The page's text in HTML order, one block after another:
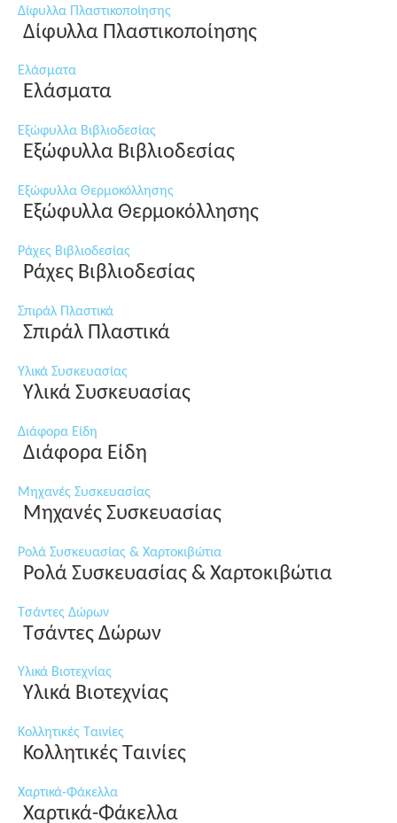
Δίφυλλα Πλαστικοποίησης
Δίφυλλα Πλαστικοποίησης
Ελάσματα
Ελάσματα
Εξώφυλλα Βιβλιοδεσίας
Εξώφυλλα Βιβλιοδεσίας
Εξώφυλλα Θερμοκόλλησης
Εξώφυλλα Θερμοκόλλησης
Ράχες Βιβλιοδεσίας
Ράχες Βιβλιοδεσίας
Σπιράλ Πλαστικά
Σπιράλ Πλαστικά
Υλικά Συσκευασίας
Υλικά Συσκευασίας
Διάφορα Είδη
Διάφορα Είδη
Μηχανές Συσκευασίας
Μηχανές Συσκευασίας
Ρολά Συσκευασίας & Χαρτοκιβώτια
Ρολά Συσκευασίας & Χαρτοκιβώτια
Τσάντες Δώρων
Τσάντες Δώρων
Υλικά Βιοτεχνίας
Υλικά Βιοτεχνίας
Κολλητικές Ταινίες
Κολλητικές Ταινίες
Χαρτικά-Φάκελλα
Χαρτικά-Φάκελλα